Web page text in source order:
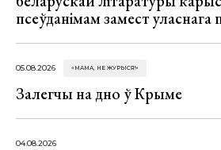
псеўданімам замест уласнага
05.08.2026 «МАМА, НЕ ЖУРЫСЯ!»
Залегчы на дно ў Крыме
04.08.2026